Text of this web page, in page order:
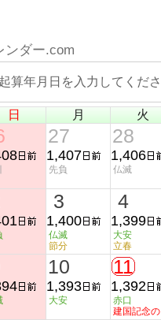
ンダー.com
算年月日を入力してく
日 月 火
27
1,407
先負
28
1,406
仏滅
3
1,400
仏滅
節分
4
1,399
大安
立春
10
1,393
大安
11
1,392
赤口
建国記念